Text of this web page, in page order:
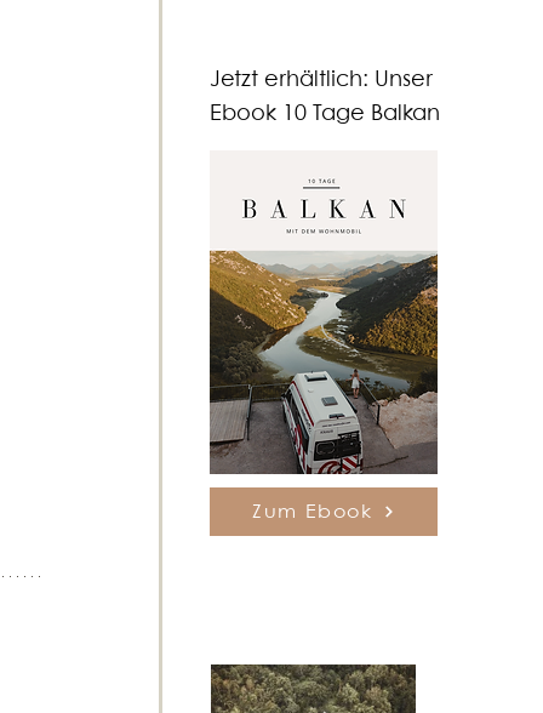
Jetzt erhältlich: Unser
Ebook 10 Tage Balkan
Zum Ebook